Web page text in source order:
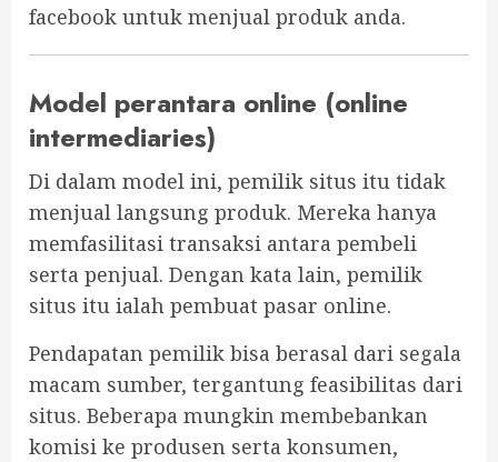
facebook untuk menjual produk anda.
Model perantara online (online
intermediaries)
Di dalam model ini, pemilik situs itu tidak
menjual langsung produk. Mereka hanya
memfasilitasi transaksi antara pembeli
serta penjual. Dengan kata lain, pemilik
situs itu ialah pembuat pasar online.
Pendapatan pemilik bisa berasal dari segala
macam sumber, tergantung feasibilitas dari
situs. Beberapa mungkin membebankan
komisi ke produsen serta konsumen,